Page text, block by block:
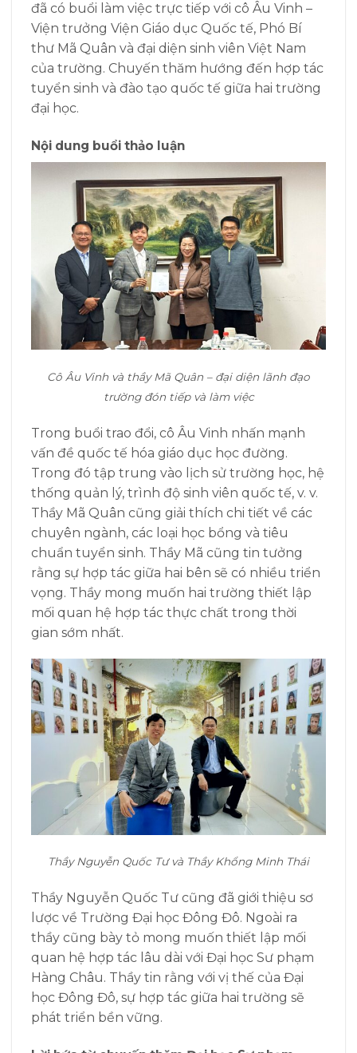
đã có buổi làm việc trực tiếp với cô Âu Vinh –
Viện trưởng Viện Giáo dục Quốc tế, Phó Bí
thư Mã Quân và đại diện sinh viên Việt Nam
của trường. Chuyến thăm hướng đến hợp tác
tuyển sinh và đào tạo quốc tế giữa hai trường
đại học.
Nội dung buổi thảo luận
Cô Âu Vinh và thầy Mã Quân – đại diện lãnh đạo
trường đón tiếp và làm việc
Trong buổi trao đổi, cô Âu Vinh nhấn mạnh
vấn đề quốc tế hóa giáo dục học đường.
Trong đó tập trung vào lịch sử trường học, hệ
thống quản lý, trình độ sinh viên quốc tế, v. v.
Thầy Mã Quân cũng giải thích chi tiết về các
chuyên ngành, các loại học bổng và tiêu
chuẩn tuyển sinh. Thầy Mã cũng tin tưởng
rằng sự hợp tác giữa hai bên sẽ có nhiều triển
vọng. Thầy mong muốn hai trường thiết lập
mối quan hệ hợp tác thực chất trong thời
gian sớm nhất.
Thầy Nguyễn Quốc Tư và Thầy Khổng Minh Thái
Thầy Nguyễn Quốc Tư cũng đã giới thiệu sơ
lược về Trường Đại học Đông Đô. Ngoài ra
thầy cũng bày tỏ mong muốn thiết lập mối
quan hệ hợp tác lâu dài với Đại học Sư phạm
Hàng Châu. Thầy tin rằng với vị thế của Đại
học Đông Đô, sự hợp tác giữa hai trường sẽ
phát triển bền vững.